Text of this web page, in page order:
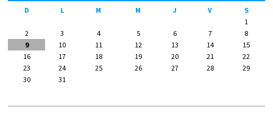
D
L M M J V
S
1
2
3 4 5 6 7
8
9
10 11 12 13 14
15
16
17 18 19 20 21
22
23
24 25 26 27 28
29
30
31